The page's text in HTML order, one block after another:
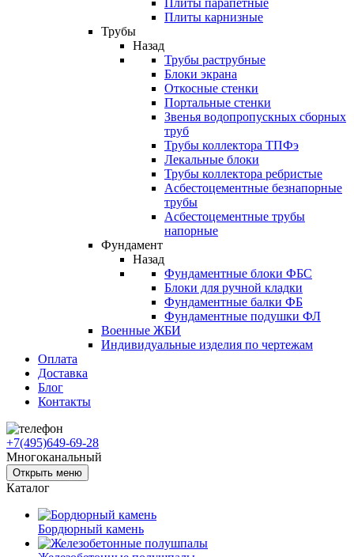
Плиты парапетные
Плиты карнизные
Трубы
Назад
Трубы раструбные
Блоки экрана
Откосные стенки
Портальные стенки
Звенья водопропускных сборных
труб
Трубы коллектора ТПФэ
Лекальные блоки
Трубы коллектора ребристые
Асбестоцементные безнапорные
трубы
Асбестоцементные трубы
напорные
Фундамент
Назад
Фундаментные блоки ФБС
Блоки для ручной кладки
Фундаментные балки ФБ
Фундаментные подушки ФЛ
Военные ЖБИ
Индивидуальные изделия по чертежам
Оплата
Доставка
Блог
Контакты
+7(495)649-69-28
Многоканальный
Открыть меню
Каталог
Бордюрный камень